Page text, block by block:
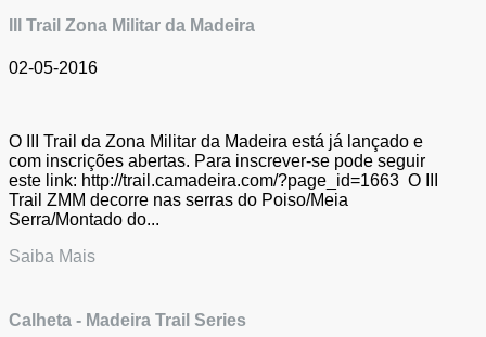
III Trail Zona Militar da Madeira
02-05-2016
O III Trail da Zona Militar da Madeira está já lançado e
com inscrições abertas. Para inscrever-se pode seguir
este link: http://trail.camadeira.com/?page_id=1663 O III
Trail ZMM decorre nas serras do Poiso/Meia
Serra/Montado do...
Saiba Mais
Calheta - Madeira Trail Series